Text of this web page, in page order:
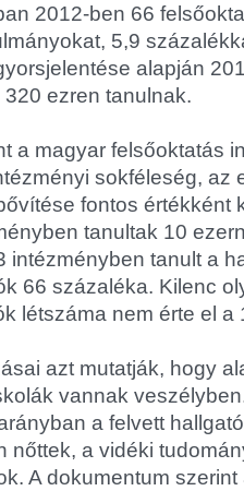
2012-ben 66
5,9
alapján
ezren tanulnak.
a magyar felsőoktatás
sokféleség, az
fontos értékként
tanultak 10
intézményben tanult a
66 százaléka. Kilenc
létszáma nem érte el a
azt mutatják, hogy
vannak
a felvett
nőttek, a vidéki
A dokumentum szerint